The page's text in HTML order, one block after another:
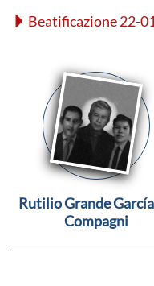
Beatificazione 22-
Rutilio Grande García
Compagni